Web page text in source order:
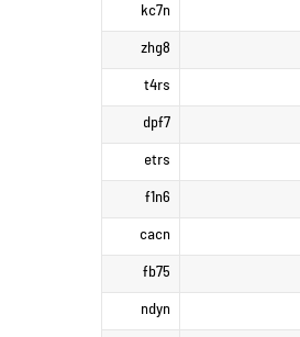
kc7n
zhg8
t4rs
dpf7
etrs
f1n6
cacn
fb75
ndyn